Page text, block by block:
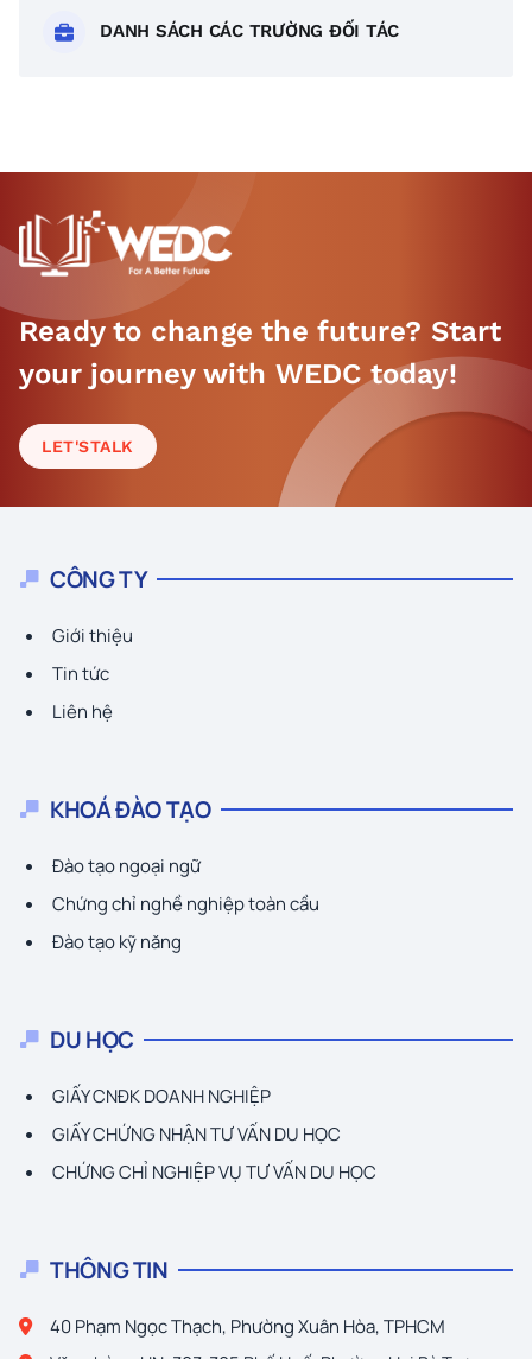
DANH SÁCH CÁC TRƯỜNG ĐỐI TÁC
Ready to change the future? Start
your journey with WEDC today!
LET'STALK
CÔNG TY
Giới thiệu
Tin tức
Liên hệ
KHOÁ ĐÀO TẠO
Đào tạo ngoại ngữ
Chứng chỉ nghề nghiệp toàn cầu
Đào tạo kỹ năng
DU HỌC
GIẤY CNĐK DOANH NGHIỆP
GIẤY CHỨNG NHẬN TƯ VẤN DU HỌC
CHỨNG CHỈ NGHIỆP VỤ TƯ VẤN DU HỌC
THÔNG TIN
40 Phạm Ngọc Thạch, Phường Xuân Hòa, TPHCM